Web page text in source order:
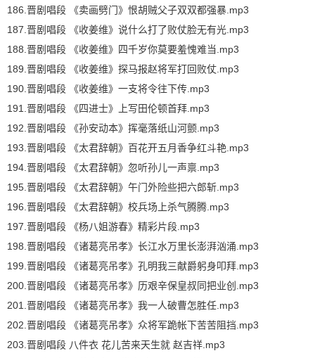
186.晋剧唱段 《卖画劈门》恨胡贼父子双双都强暴.mp3
187.晋剧唱段 《收姜维》说什么打了败仗脸无有光.mp3
188.晋剧唱段 《收姜维》四千岁你莫要羞愧难当.mp3
189.晋剧唱段 《收姜维》探马报赵将军打回败仗.mp3
190.晋剧唱段 《收姜维》一支将令往下传.mp3
191.晋剧唱段 《四进士》上写田伦顿首拜.mp3
192.晋剧唱段 《孙安动本》挥毫落纸山河颤.mp3
193.晋剧唱段 《太君辞朝》百花开五月香争红斗艳.mp3
194.晋剧唱段 《太君辞朝》忽听孙儿一声禀.mp3
195.晋剧唱段 《太君辞朝》午门外险些把六郎斩.mp3
196.晋剧唱段 《太君辞朝》校兵场上杀气腾腾.mp3
197.晋剧唱段 《杨八姐游春》精彩片段.mp3
198.晋剧唱段 《诸葛亮吊孝》长江水万里长澎湃汹涌.mp3
199.晋剧唱段 《诸葛亮吊孝》孔明我三献爵躬身叩拜.mp3
200.晋剧唱段 《诸葛亮吊孝》历艰辛保皇叔同把业创.mp3
201.晋剧唱段 《诸葛亮吊孝》我一人破曹怎胜任.mp3
202.晋剧唱段 《诸葛亮吊孝》众将军跪帐下苦苦阻挡.mp3
203.晋剧唱段 八件衣 花儿苦来天生就 赵吉祥.mp3